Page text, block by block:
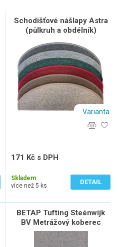
Schodišťové nášlapy Astra
(půlkruh a obdélník)
Varianta
171 Kč s DPH
Skladem
více než 5 ks
DETAIL
BETAP Tufting Steénwijk
BV Metrážový koberec
DYNASTY 73, šíře role 400
cm, Šedá, role 4m